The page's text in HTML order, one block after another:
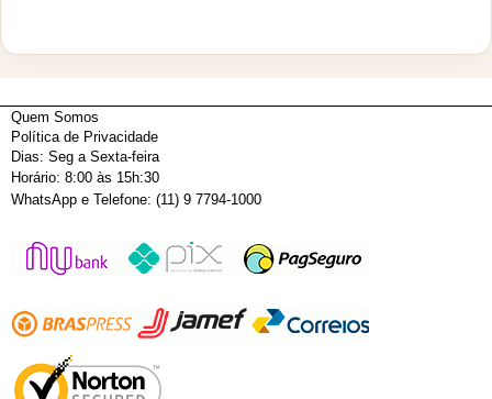
Quem Somos
Política de Privacidade
Dias: Seg a Sexta-feira
Horário: 8:00 às 15h:30
WhatsApp e Telefone: (11) 9 7794-1000